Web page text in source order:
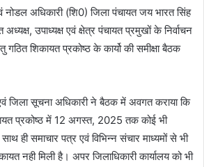
नोडल अधिकारी (शि0) जिला पंचायत जय भारत सिंह
उपाध्यक्ष एवं क्षेत्र पंचायत प्रमुखों के निर्वाचन
शिकायत प्रकोष्ठ के कार्यो की समीक्षा बैठक
जिला सूचना अधिकारी ने बैठक में अवगत कराया कि
प्रकोष्ठ में 12 अगस्त, 2025 तक कोई भी
ही समाचार पत्र एवं विभिन्न संचार माध्यमों से भी
नही मिली है। अपर जिलाधिकारी कार्यालय को भी